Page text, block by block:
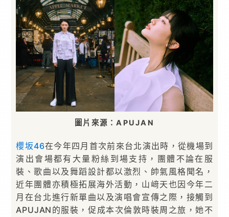
圖片來源：APUJAN
櫻坂46在今年四月首次前來台北演出時，從機場到
演出會場都有大量粉絲到場支持，團體不論在服
裝、歌曲以及舞蹈設計都以激烈、帥氣風格聞名，
近年團體亦積極拓展海外活動，山﨑天也因今年二
月在台北進行新單曲以及演唱會宣傳之際，接觸到
APUJAN的服裝，促成本次倫敦時裝周之旅，她不